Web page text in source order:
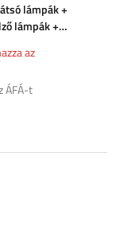
lámpák +
lámpák +
az
ÁFÁ-t